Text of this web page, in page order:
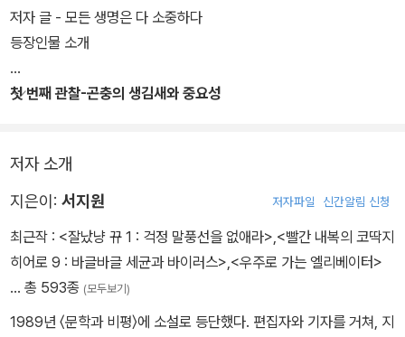
온 세상이 초록으로 물든 여름날, 아로는 벌레는 무조건 죽여야 된다
래 숨겨 놓는다. 하루하루 커 가는 애벌레를 키우면서 아로는 기묘한
저자 글 - 모든 생명은 다 소중하다
등장인물 소개
첫 번째 관찰-곤충의 생김새와 중요성
저자 소개
지은이: 서지원 저자파일 신간알림 신청
최근작 : <잘났냥 뀨 1 : 걱정 말풍선을 없애라>,<빨간 내복의 코딱지
히어로 9 : 바글바글 세균과 바이러스>,<우주로 가는 엘리베이터>
… 총 593종 (모두보기)
1989년 〈문학과 비평〉에 소설로 등단했다. 편집자와 기자를 거쳐, 지